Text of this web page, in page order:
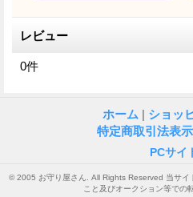
レビュー
0件
ホーム | ショッ
特定商取引法表示
PCサイ
© 2005 お守り屋さん. All Rights Reserved 当サイ
こと及びオークション等での